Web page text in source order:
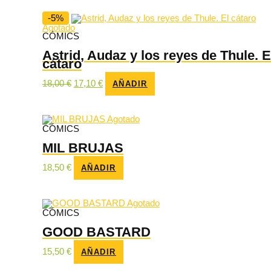
-5%
Agotado
CÓMICS
Astrid, Audaz y los reyes de Thule.
cátaro
18,00€ El
18,00 €.
17,10 €El
17,10 €.
AÑADIR
Agotado
CÓMICS
MIL BRUJAS
18,50 € AÑADIR
Agotado
CÓMICS
GOOD BASTARD
15,50 € AÑADIR